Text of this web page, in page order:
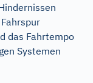
das Fahrtempo
Systemen